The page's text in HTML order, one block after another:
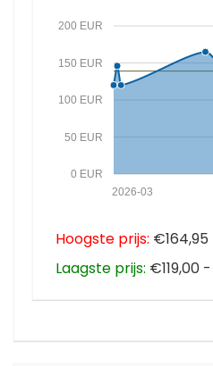
0 EUR
50 EUR
100 EUR
150 EUR
200 EUR
2026-03
Hoogste prijs: €164,95
Laagste prijs: €119,00